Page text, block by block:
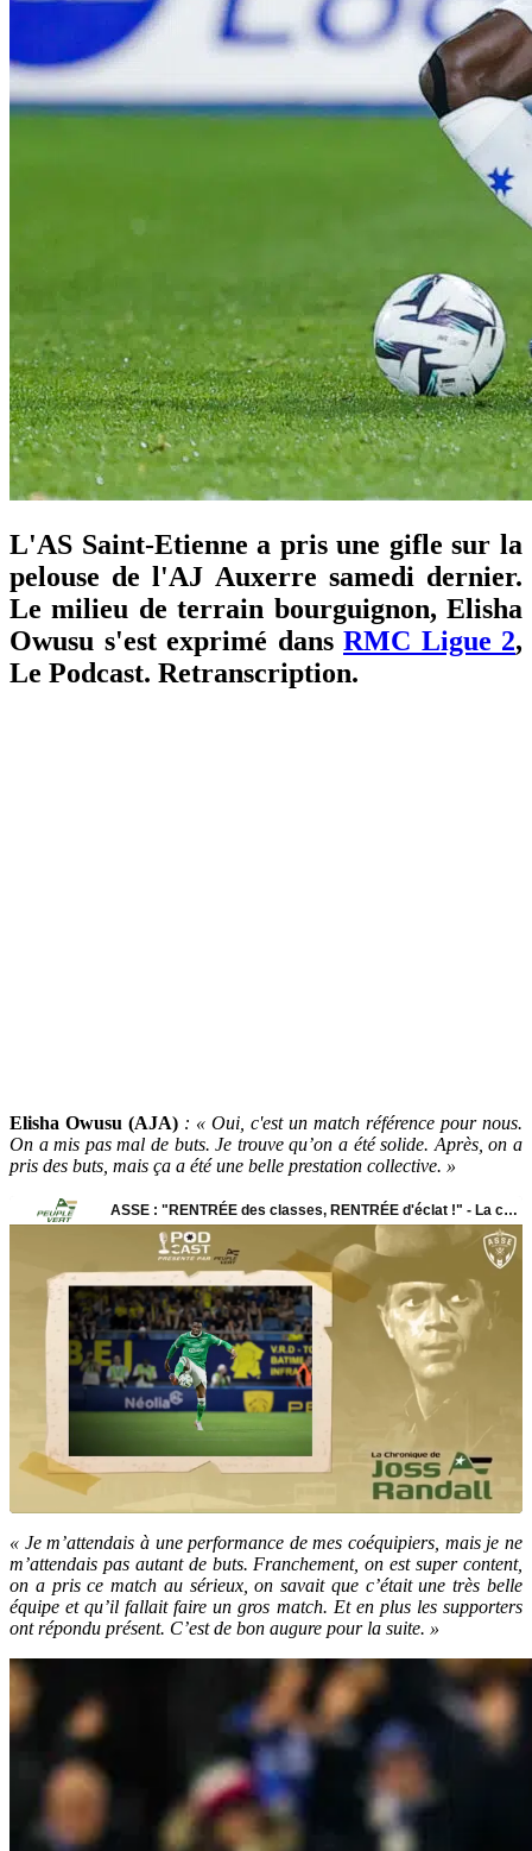
L'AS Saint-Etienne a pris une gifle sur la
pelouse de l'AJ Auxerre samedi dernier.
Le milieu de terrain bourguignon, Elisha
Owusu s'est exprimé dans RMC Ligue 2,
Le Podcast. Retranscription.
Elisha Owusu (AJA) : « Oui, c'est un match référence pour nous.
On a mis pas mal de buts. Je trouve qu’on a été solide. Après, on a
pris des buts, mais ça a été une belle prestation collective. »
« Je m’attendais à une performance de mes coéquipiers, mais je ne
m’attendais pas autant de buts. Franchement, on est super content,
on a pris ce match au sérieux, on savait que c’était une très belle
équipe et qu’il fallait faire un gros match. Et en plus les supporters
ont répondu présent. C’est de bon augure pour la suite. »